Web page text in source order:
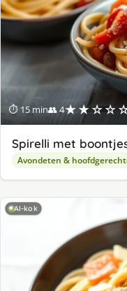
⏱ 15 min👥 4
Spirelli met
Avondeten &
AI-kok